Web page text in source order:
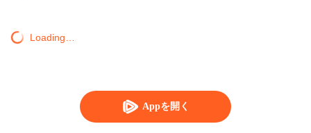
Appを開く
Loading…